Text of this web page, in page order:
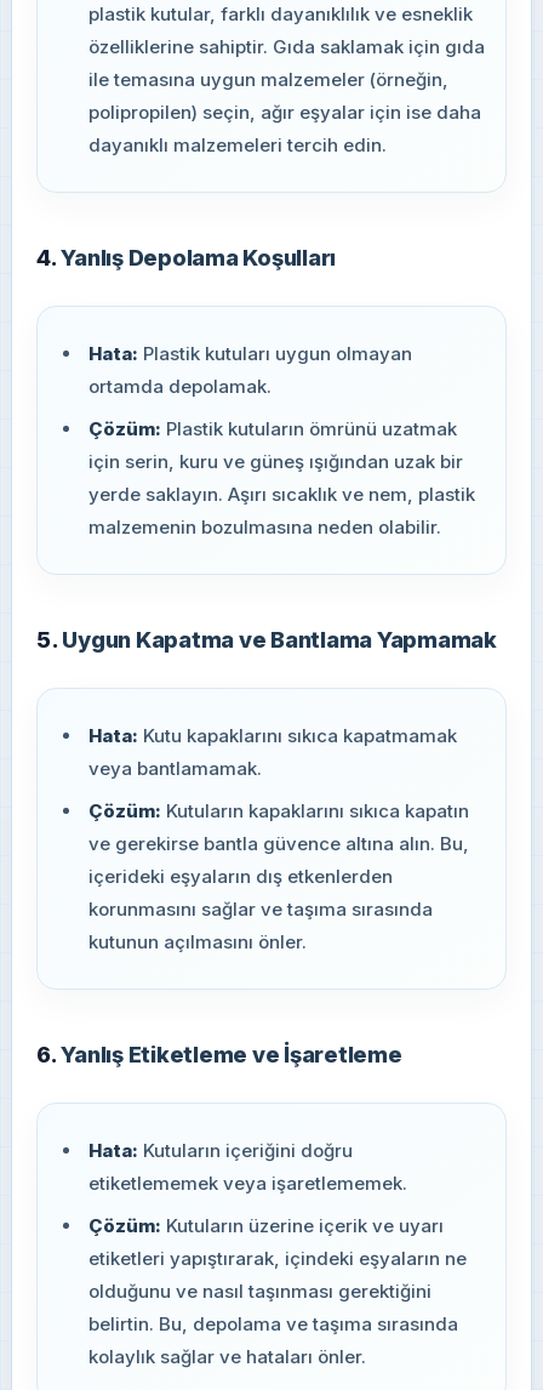
plastik kutular, farklı dayanıklılık ve esneklik
özelliklerine sahiptir. Gıda saklamak için gıda
ile temasına uygun malzemeler (örneğin,
polipropilen) seçin, ağır eşyalar için ise daha
dayanıklı malzemeleri tercih edin.
4.Yanlış Depolama Koşulları
Hata: Plastik kutuları uygun olmayan
ortamda depolamak.
Çözüm: Plastik kutuların ömrünü uzatmak
için serin, kuru ve güneş ışığından uzak bir
yerde saklayın. Aşırı sıcaklık ve nem, plastik
malzemenin bozulmasına neden olabilir.
5. Uygun Kapatma ve Bantlama Yapmamak
Hata: Kutu kapaklarını sıkıca kapatmamak
veya bantlamamak.
Çözüm: Kutuların kapaklarını sıkıca kapatın
ve gerekirse bantla güvence altına alın. Bu,
içerideki eşyaların dış etkenlerden
korunmasını sağlar ve taşıma sırasında
kutunun açılmasını önler.
6.Yanlış Etiketleme ve İşaretleme
Hata: Kutuların içeriğini doğru
etiketlememek veya işaretlememek.
Çözüm: Kutuların üzerine içerik ve uyarı
etiketleri yapıştırarak, içindeki eşyaların ne
olduğunu ve nasıl taşınması gerektiğini
belirtin. Bu, depolama ve taşıma sırasında
kolaylık sağlar ve hataları önler.